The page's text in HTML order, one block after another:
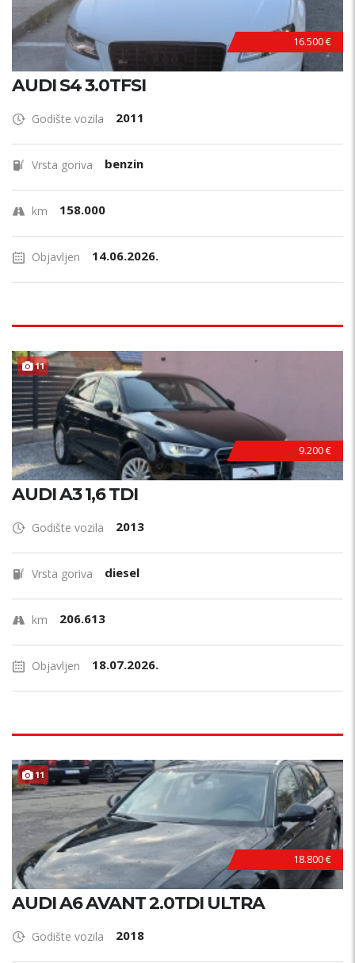
16.500 €
AUDI S4 3.0TFSI
Godište vozila 2011
Vrsta goriva benzin
km 158.000
Objavljen 14.06.2026.
11
9.200 €
AUDI A3 1,6 TDI
Godište vozila 2013
Vrsta goriva diesel
km 206.613
Objavljen 18.07.2026.
11
18.800 €
AUDI A6 AVANT 2.0TDI ULTRA
Godište vozila 2018